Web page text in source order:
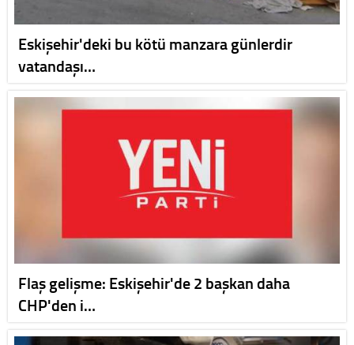
Eskişehir'deki bu kötü manzara günlerdir
vatandaşı…
Flaş gelişme: Eskişehir'de 2 başkan daha
CHP'den i…